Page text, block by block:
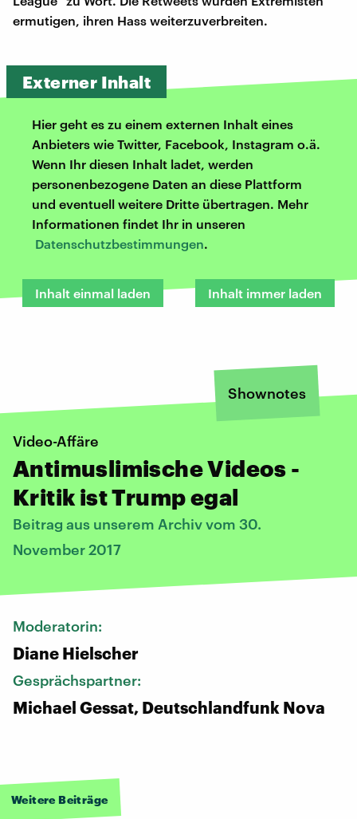
ermutigen, ihren Hass weiterzuverbreiten.
Externer Inhalt
Hier geht es zu einem externen Inhalt eines
Anbieters wie Twitter, Facebook, Instagram o.ä.
Wenn Ihr diesen Inhalt ladet, werden
personenbezogene Daten an diese Plattform
und eventuell weitere Dritte übertragen. Mehr
Informationen findet Ihr in unseren
Datenschutzbestimmungen.
Inhalt einmal laden Inhalt immer laden
Shownotes
Video-Affäre
Antimuslimische Videos -
Kritik ist Trump egal
Beitrag aus unserem Archiv vom 30.
November 2017
Moderatorin:
Diane Hielscher
Gesprächspartner:
Michael Gessat, Deutschlandfunk Nova
Weitere Beiträge